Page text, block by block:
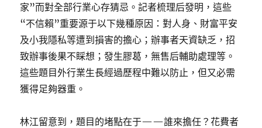
家”而對全部行業心存猜忌。記者梳理后發明，這些
“不信賴”重要源于以下幾種原因：對人身、財富平安
及小我隱私等遭到損害的擔心；辦事者天資缺乏，招
致辦事後果不睬想；發生膠葛，無售后輔助處理等。
這些題目外行業生長經過歷程中難以防止，但又必需
獲得足夠器重。
林江留意到，題目的堵點在于——誰來擔任？花費者